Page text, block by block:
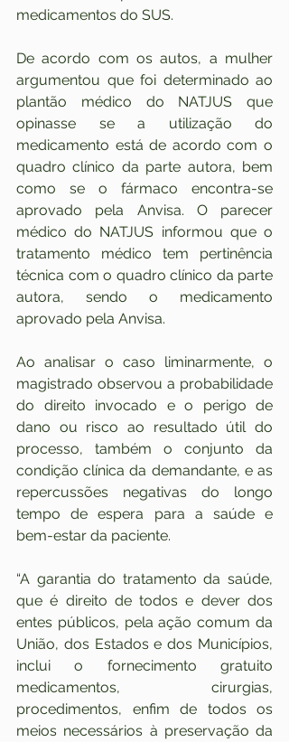
medicamentos do SUS.
De acordo com os autos, a mulher
argumentou que foi determinado ao
plantão médico do NATJUS que
opinasse se a utilização do
medicamento está de acordo com o
quadro clínico da parte autora, bem
como se o fármaco encontra-se
aprovado pela Anvisa. O parecer
médico do NATJUS informou que o
tratamento médico tem pertinência
técnica com o quadro clínico da parte
autora, sendo o medicamento
aprovado pela Anvisa.
Ao analisar o caso liminarmente, o
magistrado observou a probabilidade
do direito invocado e o perigo de
dano ou risco ao resultado útil do
processo, também o conjunto da
condição clínica da demandante, e as
repercussões negativas do longo
tempo de espera para a saúde e
bem-estar da paciente.
“A garantia do tratamento da saúde,
que é direito de todos e dever dos
entes públicos, pela ação comum da
União, dos Estados e dos Municípios,
inclui o fornecimento gratuito
medicamentos, cirurgias,
procedimentos, enfim de todos os
meios necessários à preservação da